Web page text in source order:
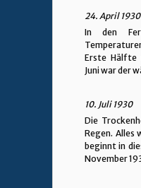
24. April 1930
In den
Erste Hälfte
Juni war der
10. Juli 1930
Die
Regen. Alles
beginnt in
November